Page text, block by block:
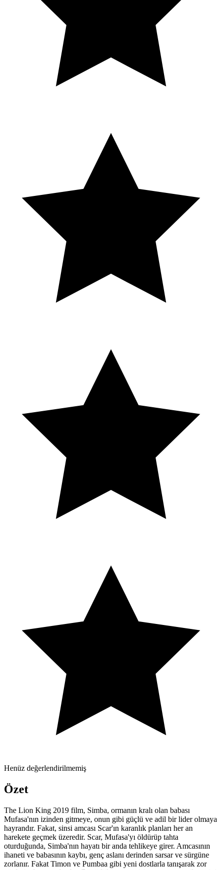
Henüz değerlendirilmemiş
Özet
The Lion King 2019 film, Simba, ormanın kralı olan babası
Mufasa'nın izinden gitmeye, onun gibi güçlü ve adil bir lider olmaya
hayrandır. Fakat, sinsi amcası Scar'ın karanlık planları her an
harekete geçmek üzeredir. Scar, Mufasa'yı öldürüp tahta
oturduğunda, Simba'nın hayatı bir anda tehlikeye girer. Amcasının
ihaneti ve babasının kaybı, genç aslanı derinden sarsar ve sürgüne
zorlanır. Fakat Timon ve Pumbaa gibi yeni dostlarla tanışarak zor